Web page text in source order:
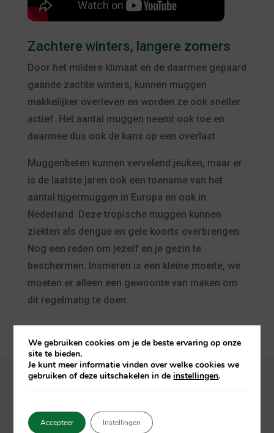
Zachtere winters, langere zomers
Door het mildere klimaat en de daarmee gepaard
gaande zachte winters, kunnen muggen
makkelijker overleven en worden ze ook sneller
actief. Het aantal muggen neemt ook toe en
daarmee dus ook de kans op een overlast.
Muggenbeten kunnen vervelend jeuken, maar er
is de laatste jaren ook een toename van het
aantal tijgermuggen in Europa en ook in
Nederland. Deze tropische muggen kunnen
ziekten als dengue en gele koorts overbrengen.
Nog een reden om jezelf en je gezin te
beschermen. Insmeren is een kleine moeite, we
moeten er alleen een gewoonte van maken om
dit regelmatig te doen.
We gebruiken cookies om je de beste ervaring op onze
site te bieden.
Je kunt meer informatie vinden over welke cookies we
gebruiken of deze uitschakelen in deinstellingen.
Accepteer Instellingen